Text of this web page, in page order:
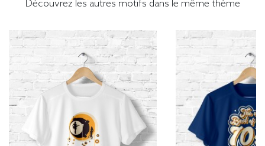
Découvrez les autres motifs dans le même thème